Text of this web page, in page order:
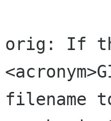
orig: If
filename